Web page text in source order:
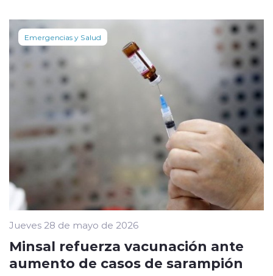
Emergencias y Salud
Jueves 28 de mayo de 2026
Minsal refuerza vacunación ante
aumento de casos de sarampión